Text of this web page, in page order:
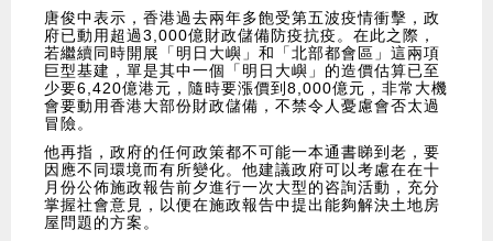
唐俊中表示，香港過去兩年多飽受第五波疫情衝擊，政
府已動用超過3,000億財政儲備防疫抗疫。在此之際，
若繼續同時開展「明日大嶼」和「北部都會區」這兩項
巨型基建，單是其中一個「明日大嶼」的造價估算已至
少要6,420億港元，隨時要漲價到8,000億元，非常大機
會要動用香港大部份財政儲備，不禁令人憂慮會否太過
冒險。
他再指，政府的任何政策都不可能一本通書睇到老，要
因應不同環境而有所變化。他建議政府可以考慮在在十
月份公佈施政報告前夕進行一次大型的咨詢活動，充分
掌握社會意見，以便在施政報告中提出能夠解決土地房
屋問題的方案。